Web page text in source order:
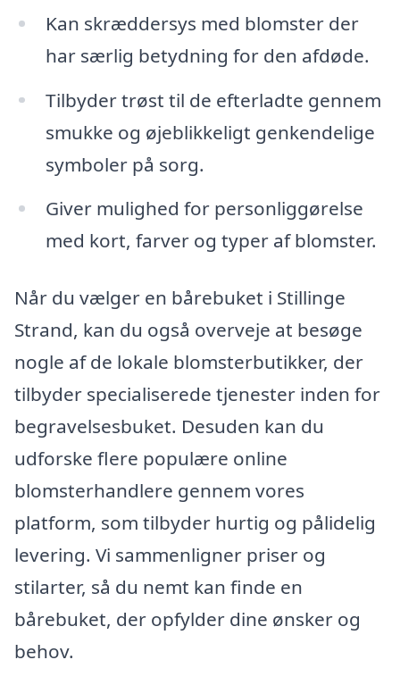
Kan skræddersys med blomster der
har særlig betydning for den afdøde.
Tilbyder trøst til de efterladte gennem
smukke og øjeblikkeligt genkendelige
symboler på sorg.
Giver mulighed for personliggørelse
med kort, farver og typer af blomster.
Når du vælger en bårebuket i Stillinge
Strand, kan du også overveje at besøge
nogle af de lokale blomsterbutikker, der
tilbyder specialiserede tjenester inden for
begravelsesbuket. Desuden kan du
udforske flere populære online
blomsterhandlere gennem vores
platform, som tilbyder hurtig og pålidelig
levering. Vi sammenligner priser og
stilarter, så du nemt kan finde en
bårebuket, der opfylder dine ønsker og
behov.